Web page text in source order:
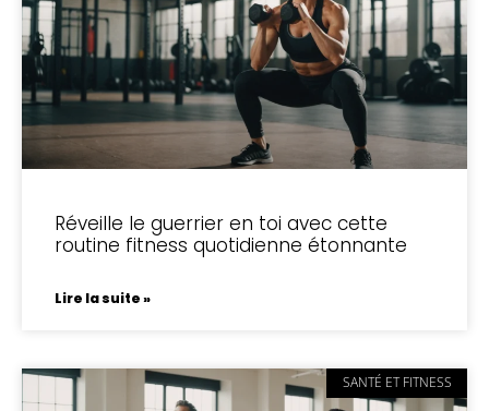
Réveille le guerrier en toi avec cette
routine fitness quotidienne étonnante
Lire la suite »
SANTÉ ET FITNESS